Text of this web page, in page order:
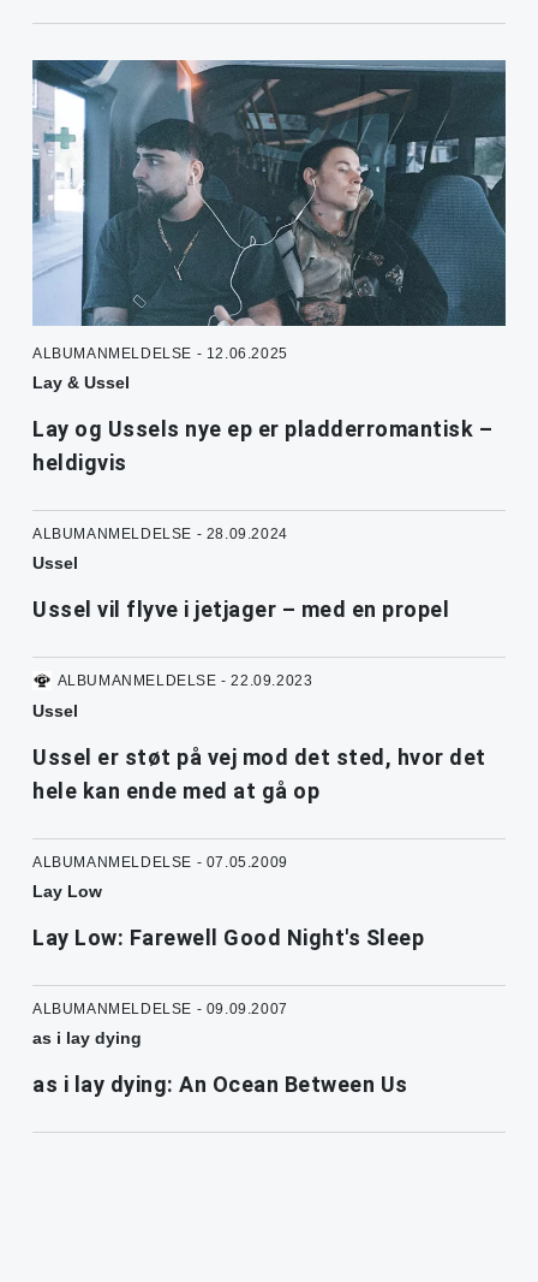
ALBUMANMELDELSE - 12.06.2025
Lay & Ussel
Lay og Ussels nye ep er pladderromantisk –
heldigvis
ALBUMANMELDELSE - 28.09.2024
Ussel
Ussel vil flyve i jetjager – med en propel
ALBUMANMELDELSE - 22.09.2023
Ussel
Ussel er støt på vej mod det sted, hvor det
hele kan ende med at gå op
ALBUMANMELDELSE - 07.05.2009
Lay Low
Lay Low: Farewell Good Night's Sleep
ALBUMANMELDELSE - 09.09.2007
as i lay dying
as i lay dying: An Ocean Between Us